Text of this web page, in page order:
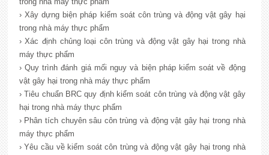
› Xây dựng biện pháp kiểm soát côn trùng và động vật gây hại
trong nhà máy thực phẩm
› Xác định chủng loại côn trùng và động vật gây hại trong nhà
máy thực phẩm
› Quy trình đánh giá mối nguy và biện pháp kiểm soát về động
vật gây hại trong nhà máy thực phẩm
› Tiêu chuẩn BRC quy định kiểm soát côn trùng và động vật gây
hại trong nhà máy thực phẩm
› Phân tích chuyên sâu côn trùng và động vật gây hại trong nhà
máy thực phẩm
› Yêu cầu về kiểm soát côn trùng và động vật gây hại trong nhà